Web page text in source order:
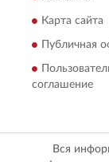
Карта сайта
Публичная
соглашение
Вся